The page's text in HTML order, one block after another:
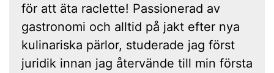
för att äta raclette! Passionerad av
gastronomi och alltid på jakt efter nya
kulinariska pärlor, studerade jag först
juridik innan jag återvände till min första